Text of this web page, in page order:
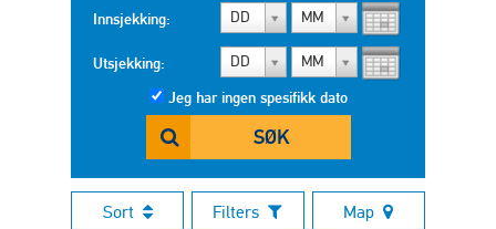
Innsjekking: DD MM
Utsjekking: DD MM
Jeg har ingen spesifikk dato
SØK
Sort Filters Map